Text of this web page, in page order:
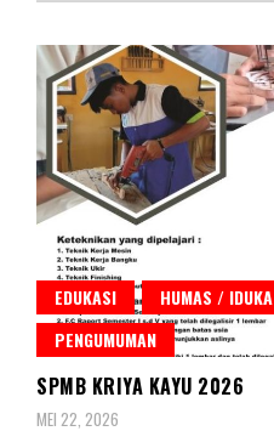
EDUKASI HUMAS / IDUKA
PENGUMUMAN
SPMB KRIYA KAYU 2026
MEI 22, 2026